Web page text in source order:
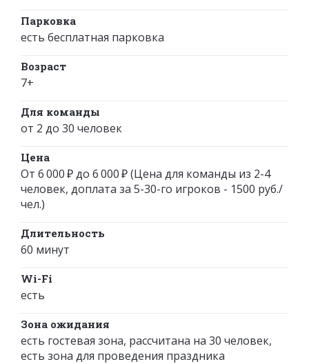
Парковка
есть бесплатная парковка
Возраст
7+
Для команды
от 2 до 30 человек
Цена
От 6 000 ₽ до 6 000 ₽ (Цена для команды из 2-4
человек, доплата за 5-30-го игроков - 1500 руб./
чел.)
Длительность
60 минут
Wi-Fi
есть
Зона ожидания
есть гостевая зона, рассчитана на 30 человек,
есть зона для проведения праздника